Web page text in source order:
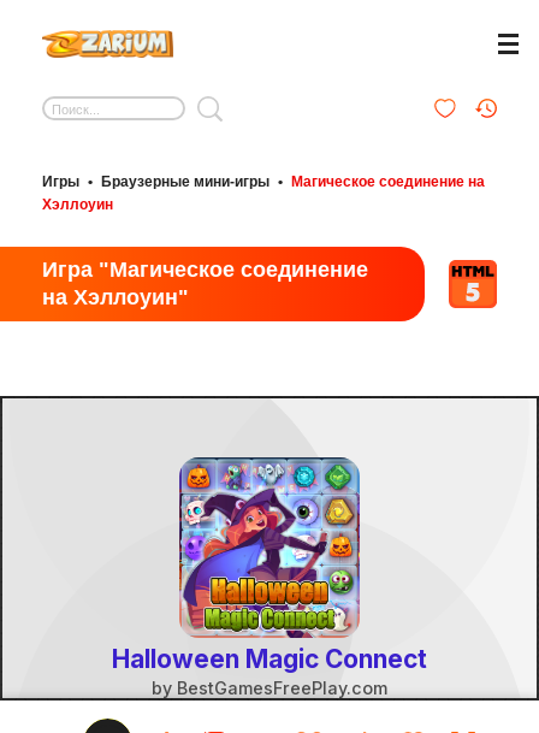
Игры • Браузерные мини-игры •
Магическое соединение на
Хэллоуин
Игра "Магическое соединение
на Хэллоуин"